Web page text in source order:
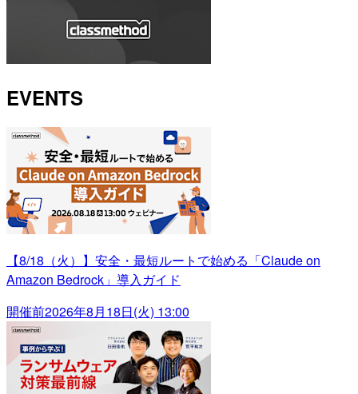
EVENTS
【8/18（火）】安全・最短ルートで始める「Claude on
Amazon Bedrock」導入ガイド
開催前2026年8月18日(火) 13:00